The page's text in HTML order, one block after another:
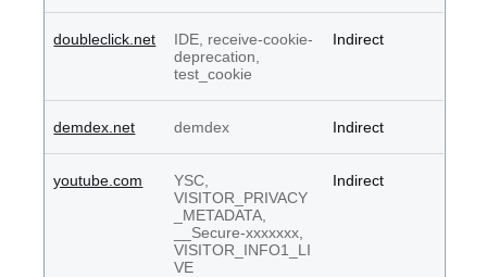
doubleclick.net
IDE, receive-cookie-
deprecation,
test_cookie
Indirect
demdex.net demdex Indirect
youtube.com
YSC,
VISITOR_PRIVACY
_METADATA,
__Secure-xxxxxxx,
VISITOR_INFO1_LI
VE
Indirect